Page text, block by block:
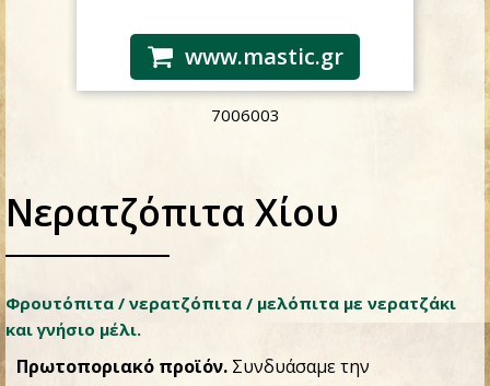
www.mastic.gr
7006003
Νερατζόπιτα Χίου
Φρουτόπιτα / νερατζόπιτα / μελόπιτα με νερατζάκι
και γνήσιο μέλι.
Πρωτοποριακό προϊόν. Συνδυάσαμε την